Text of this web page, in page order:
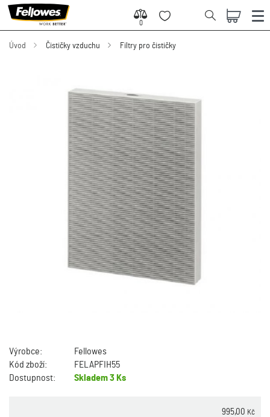
0
0
Úvod Čističky vzduchu Filtry pro čističky
Výrobce:
Fellowes
Kód zboží:
FELAPFIH55
Dostupnost:
Skladem3 Ks
995,00 Kč